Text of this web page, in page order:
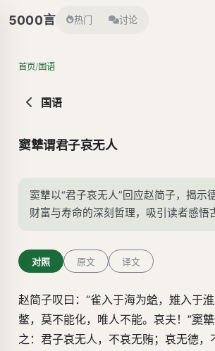
5000言 热门 讨论
首页/国语
国语
窦犨谓君子哀无人
窦犨以“君子哀无人”回应赵简子，揭示
财富与寿命的深刻哲理，吸引读者感悟
对照 原文 译文
赵简子叹曰：“雀入于海为蛤， 雉入于淮
鳖，莫不能化，唯人不能。哀夫！”窦犨
之：君子哀无人，不哀无贿；哀无德，